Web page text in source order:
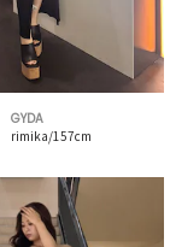
GYDA
rimika/157cm